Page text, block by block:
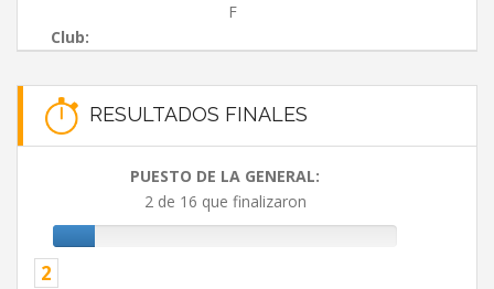
F
Club:
RESULTADOS FINALES
PUESTO DE LA GENERAL:
2 de 16 que finalizaron
2